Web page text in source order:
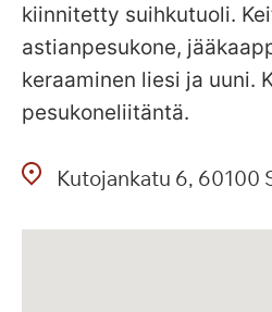
kiinnitetty suihkutuoli.
astianpesukone,
keraaminen liesi ja uuni.
pesukoneliitäntä.
Kutojankatu 6 60100